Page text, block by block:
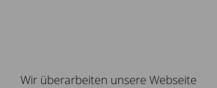
Wir überarbeiten unsere Webseite